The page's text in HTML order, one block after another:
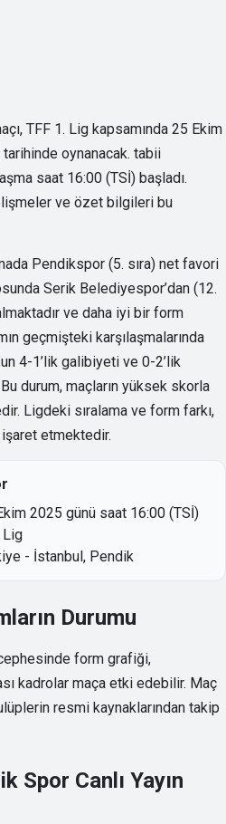
TFF 1. Lig kapsamında 25 Ekim
oynanacak. tabii
saat 16:00 (TSİ) başladı.
ve özet bilgileri bu
Pendikspor (5. sıra) net favori
Serik Belediyespor’dan (12.
ve daha iyi bir form
geçmişteki karşılaşmalarında
4-1’lik galibiyeti ve 0-2’lik
durum, maçların yüksek skorla
Ligdeki sıralama ve form farkı,
etmektedir.
2025 günü saat 16:00 (TSİ)
Lig
- İstanbul, Pendik
Durumu
form grafiği,
kadrolar maça etki edebilir. Maç
resmi kaynaklarından takip
Spor Canlı Yayın